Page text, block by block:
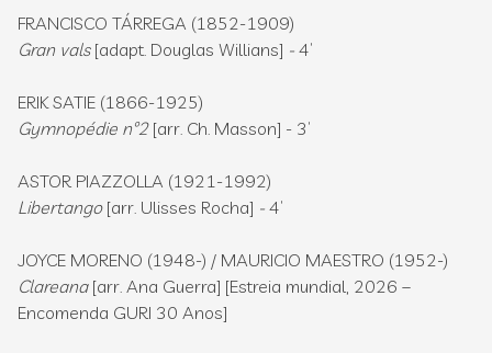
FRANCISCO TÁRREGA (1852-1909)
Gran vals [adapt. Douglas Willians] - 4’
ERIK SATIE (1866-1925)
Gymnopédie nº2[arr. Ch. Masson] - 3’
ASTOR PIAZZOLLA (1921-1992)
Libertango [arr. Ulisses Rocha] - 4’
JOYCE MORENO (1948-) / MAURICIO MAESTRO (1952-)
Clareana [arr. Ana Guerra] [Estreia mundial, 2026 –
Encomenda GURI 30 Anos]